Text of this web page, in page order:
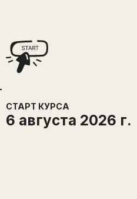
СТАРТ КУРСА
6 августа 2026 г.